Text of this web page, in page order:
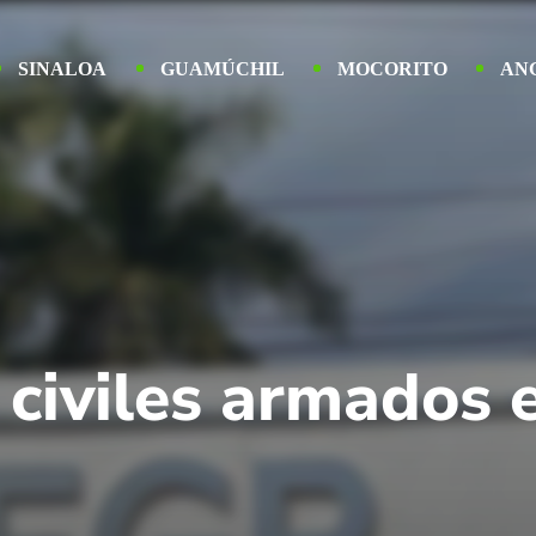
SINALOA GUAMÚCHIL MOCORITO
armados